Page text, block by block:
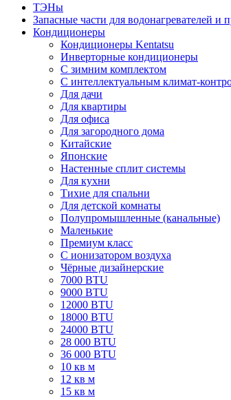
ТЭНы
Запасные части для водонагревателей и
Кондиционеры
Кондиционеры Kentatsu
Инверторные кондиционеры
С зимним комплектом
С интеллектуальным климат-
Для дачи
Для квартиры
Для офиса
Для загородного дома
Китайские
Японские
Настенные сплит системы
Для кухни
Тихие для спальни
Для детской комнаты
Полупромышленные (канальные)
Маленькие
Премиум класс
C ионизатором воздуха
Чёрные дизайнерские
7000 BTU
9000 BTU
12000 BTU
18000 BTU
24000 BTU
28 000 BTU
36 000 BTU
10 кв м
12 кв м
15 кв м